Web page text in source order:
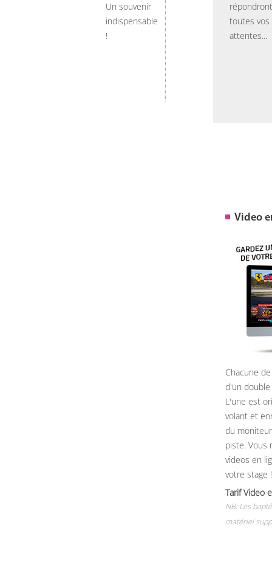
Un souvenir
indispensable
!
toutes vos
attentes...
Video
Chacune
d'un
L'une est
volant et
du
piste. Vous
videos en
votre stage !
Tarif Video
NB: Les
matériel